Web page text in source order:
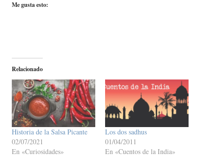
Me gusta esto:
Relacionado
Historia de la Salsa Picante
02/07/2021
En «Curiosidades»
Los dos sadhus
01/04/2011
En «Cuentos de la India»